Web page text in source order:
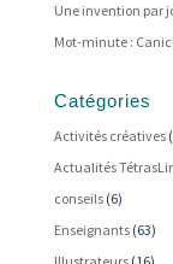
Une invention par
Mot-minute :
Catégories
Activités créatives
Actualités
conseils(6)
Enseignants(63)